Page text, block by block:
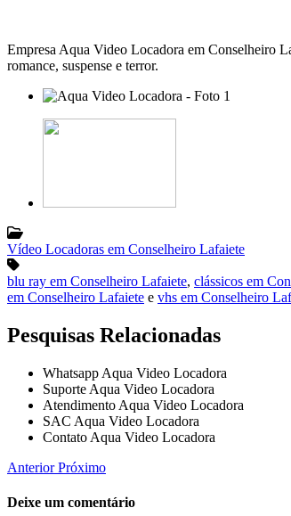
Empresa Aqua Video Locadora em Conselheiro
romance, suspense e terror.
Vídeo Locadoras em Conselheiro Lafaiete
blu ray em Conselheiro Lafaiete, clássicos em
em Conselheiro Lafaiete e vhs em Conselheiro
Pesquisas Relacionadas
Whatsapp Aqua Video Locadora
Suporte Aqua Video Locadora
Atendimento Aqua Video Locadora
SAC Aqua Video Locadora
Contato Aqua Video Locadora
AnteriorPróximo
Deixe um comentário